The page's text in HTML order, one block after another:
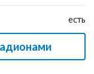
есть